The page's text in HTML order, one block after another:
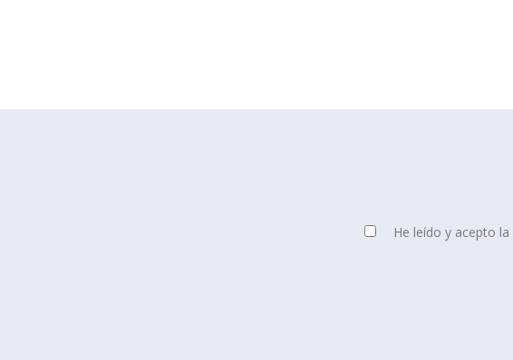
He leído y acepto la